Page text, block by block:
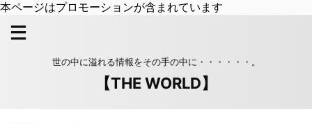
本ページはプロモーションが含まれています
世の中に溢れる情報をその手の中に・・・・・・。
【THE WORLD】